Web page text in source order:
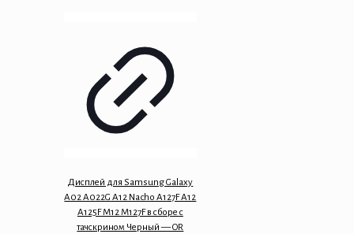
Дисплей для Samsung Galaxy
A02 A022G A12 Nacho A127F A12
A125F M12 M127F в сборе с
тачскрином Черный — OR